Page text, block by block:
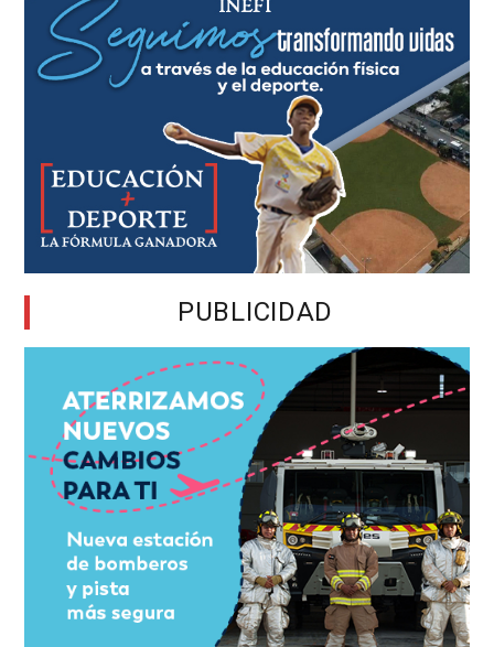
PUBLICIDAD